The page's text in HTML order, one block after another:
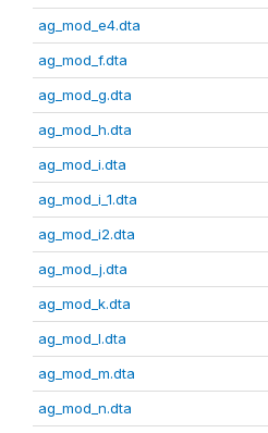
ag_mod_e4.dta
ag_mod_f.dta
ag_mod_g.dta
ag_mod_h.dta
ag_mod_i.dta
ag_mod_i_1.dta
ag_mod_i2.dta
ag_mod_j.dta
ag_mod_k.dta
ag_mod_l.dta
ag_mod_m.dta
ag_mod_n.dta